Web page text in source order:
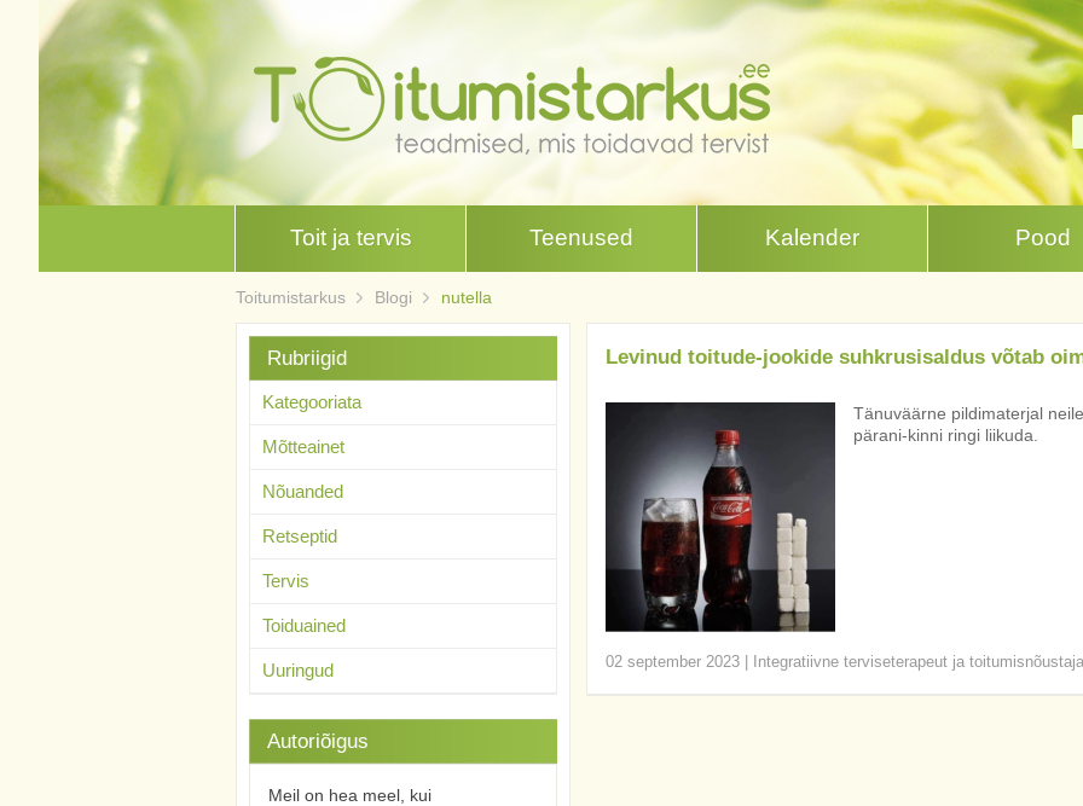
Toit ja tervis Teenused Kalender Pood
Toitumistarkus Blogi nutella
Levinud toitude-jookide suhkrusisaldus võtab
Tänuväärne pildimaterjal
pärani-kinni ringi liikuda.
02 september 2023| Integratiivne terviseterapeut ja
Rubriigid
Kategooriata
Mõtteainet
Nõuanded
Retseptid
Tervis
Toiduained
Uuringud
Autoriõigus
Meil on hea meel, kui